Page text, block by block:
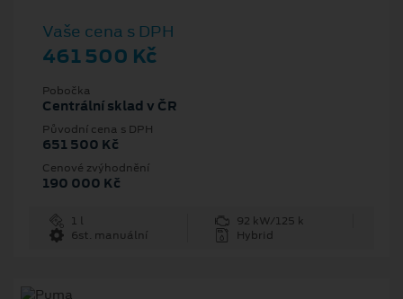
Vaše cena s DPH
461 500 Kč
Pobočka
Centrální sklad v ČR
Původní cena s DPH
651 500 Kč
Cenové zvýhodnění
190 000 Kč
1 l
92 kW/125 k
6st. manuální
Hybrid